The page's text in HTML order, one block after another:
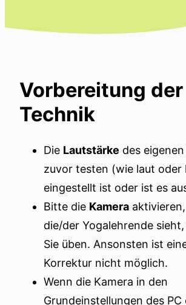
Vorbereitung der
Technik
Die Lautstärke des
zuvor testen (wie laut oder
eingestellt ist oder ist es
Bitte die Kamera
die/der Yogalehrende
Sie üben. Ansonsten ist
Korrektur nicht möglich.
Wenn die Kamera in den
Grundeinstellungen des